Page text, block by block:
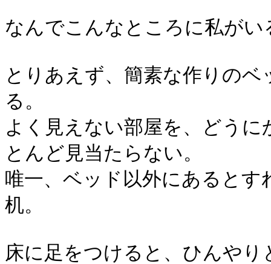
なんでこんなところに私がい
とりあえず、簡素な作りの
る。
よく見えない部屋を、どう
とんど見当たらない。
唯一、ベッド以外にあると
机。
床に足をつけると、ひんや